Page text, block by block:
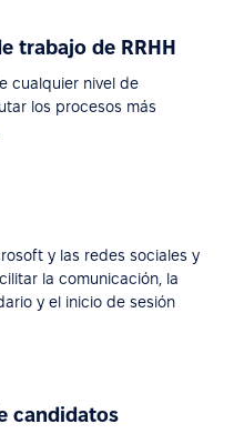
trabajo de RRHH
cualquier nivel de
los procesos más
y las redes sociales y
la comunicación, la
y el inicio de sesión
candidatos